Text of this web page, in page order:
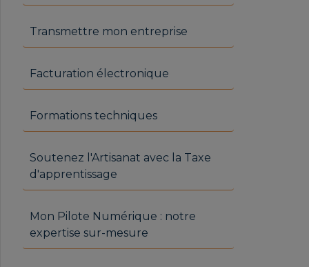
Transmettre mon entreprise
Facturation électronique
Formations techniques
Soutenez l'Artisanat avec la Taxe
d'apprentissage
Mon Pilote Numérique : notre
expertise sur-mesure